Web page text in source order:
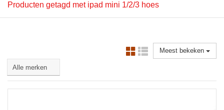
Producten getagd met ipad mini 1/2/3 hoes
Meest bekeken